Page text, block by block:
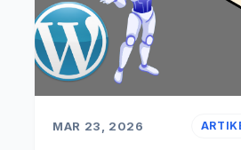
MAR 23, 2026